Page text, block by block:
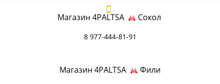
Магазин 4PALTSA Сокол
8 977-444-81-91
Магазин 4PALTSA Фили